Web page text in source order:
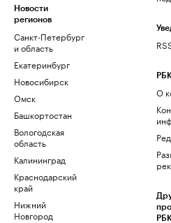
Новости
регионов
Санкт-Петербург
и область
Екатеринбург
Новосибирск
Омск
Башкортостан
Вологодская
область
Калининград
Краснодарский
край
Нижний
Новгород
О